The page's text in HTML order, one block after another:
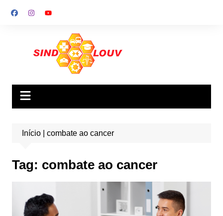
para
Início| combate ao cancer
Tag: combate ao cancer